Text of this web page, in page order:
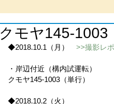
クモヤ145-
◆2018.10.1（月） >>撮影レ
・岸辺付近（構内試運転）
クモヤ145-1003（単行）
◆2018.10.2（火）